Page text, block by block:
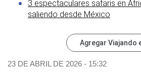
3 espectaculares safaris en
saliendo desde México
Agregar Viajando
23 DE ABRIL DE 2026 - 15:32